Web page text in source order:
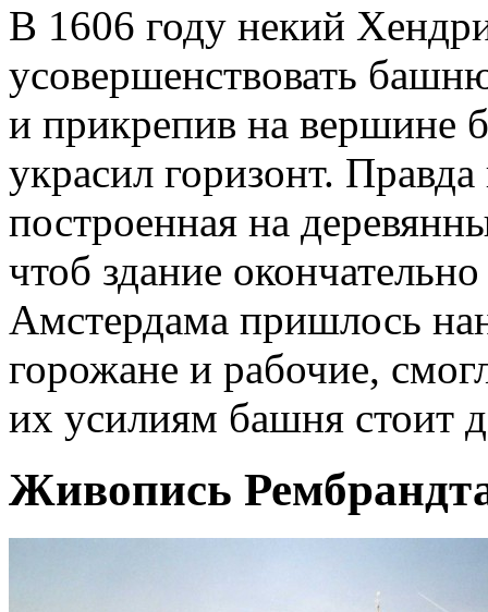
В 1606 году некий
усовершенствовать
и прикрепив на
украсил горизонт.
построенная на
чтоб здание
Амстердама пришлось
горожане и рабочие,
их усилиям башня стоит
Живопись